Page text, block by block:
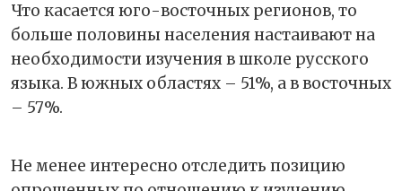
Что касается юго-восточных регионов, то
больше половины населения настаивают на
необходимости изучения в школе русского
языка. В южных областях – 51%, а в восточных
– 57%.
Не менее интересно отследить позицию